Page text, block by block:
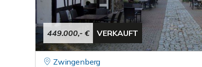
449.000,- € VERKAUFT
Zwingenberg